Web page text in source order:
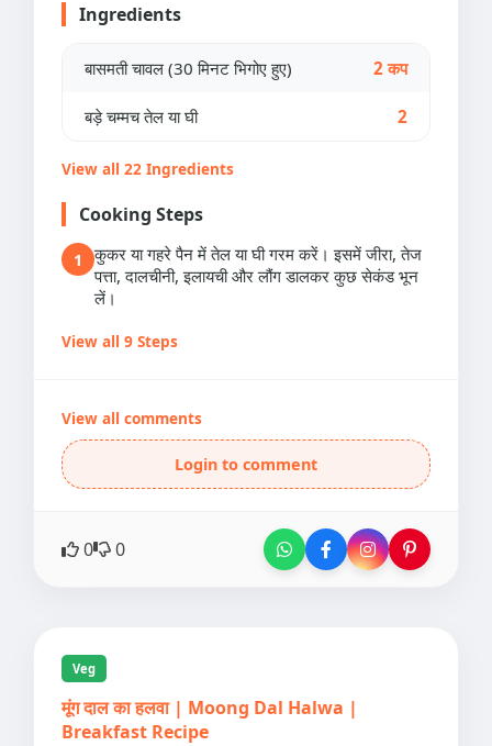
Ingredients
बासमती चावल (30 मिनट भिगोए हुए) 2 कप
बड़े चम्मच तेल या घी 2
View all 22 Ingredients
Cooking Steps
1
कुकर या गहरे पैन में तेल या घी गरम करें। इसमें जीरा, तेज
पत्ता, दालचीनी, इलायची और लौंग डालकर कुछ सेकंड भून
लें।
View all 9 Steps
View all comments
Login to comment
0 0
Veg
मूंग दाल का हलवा | Moong Dal Halwa |
Breakfast Recipe